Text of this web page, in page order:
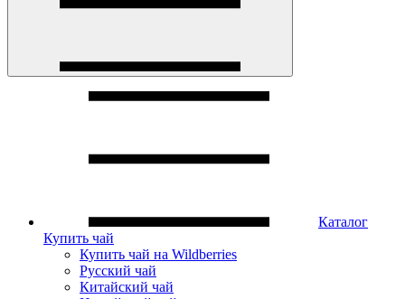
Каталог
Купить чай
Купить чай на Wildberries
Русский чай
Китайский чай